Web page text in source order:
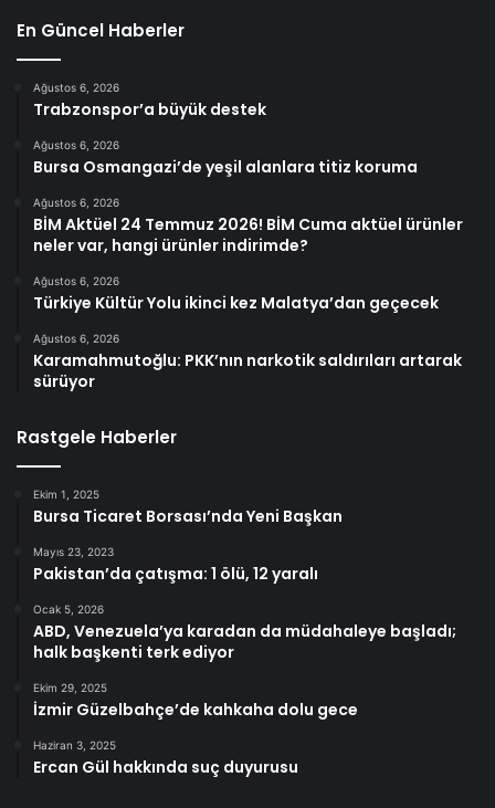
En Güncel Haberler
Ağustos 6, 2026
Trabzonspor’a büyük destek
Ağustos 6, 2026
Bursa Osmangazi’de yeşil alanlara titiz koruma
Ağustos 6, 2026
BİM Aktüel 24 Temmuz 2026! BİM Cuma aktüel ürünler
neler var, hangi ürünler indirimde?
Ağustos 6, 2026
Türkiye Kültür Yolu ikinci kez Malatya’dan geçecek
Ağustos 6, 2026
Karamahmutoğlu: PKK’nın narkotik saldırıları artarak
sürüyor
Rastgele Haberler
Ekim 1, 2025
Bursa Ticaret Borsası’nda Yeni Başkan
Mayıs 23, 2023
Pakistan’da çatışma: 1 ölü, 12 yaralı
Ocak 5, 2026
ABD, Venezuela’ya karadan da müdahaleye başladı;
halk başkenti terk ediyor
Ekim 29, 2025
İzmir Güzelbahçe’de kahkaha dolu gece
Haziran 3, 2025
Ercan Gül hakkında suç duyurusu